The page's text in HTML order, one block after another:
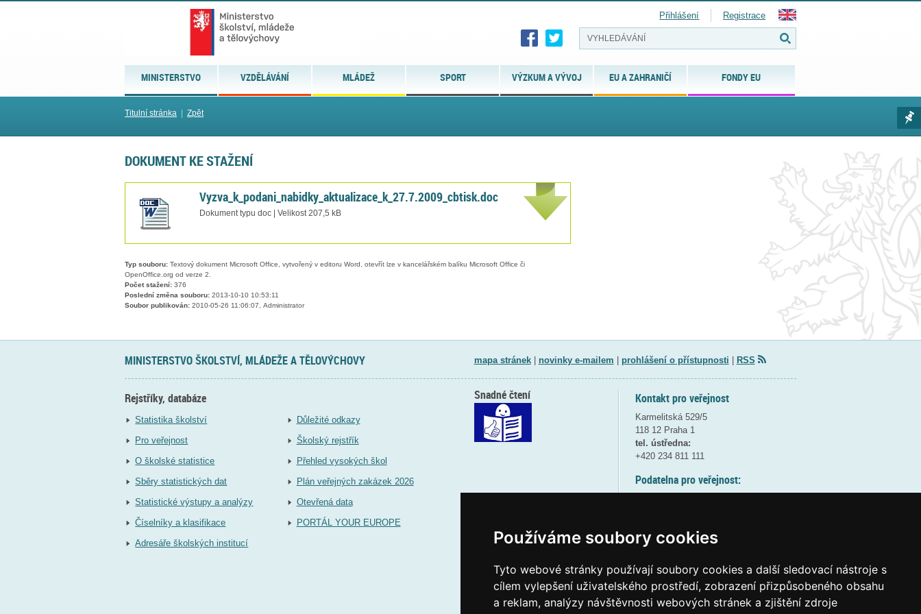
Používáme soubory cookies
Tyto webové stránky používají soubory cookies a další sledovací nástroje s
cílem vylepšení uživatelského prostředí, zobrazení přizpůsobeného obsahu
a reklam, analýzy návštěvnosti webových stránek a zjištění zdroje
MINISTERSTVO VZDĚLÁVÁNÍ MLÁDEŽ SPORT VÝZKUM A VÝVOJ EU A ZAHRANIČÍ FONDY EU
Přihlášení Registrace
Titulní stránka Zpět
DOKUMENT KE STAŽENÍ
Vyzva_k_podani_nabidky_aktualizace_k_27.7.2009_cbtisk.doc
Dokument typu doc | Velikost 207,5 kB
Typ souboru: Textový dokument Microsoft Office, vytvořený v editoru Word, otevřít lze v kancelářském balíku Microsoft Office či
OpenOffice.org od verze 2.
Počet stažení: 376
Poslední změna souboru: 2013-10-10 10:53:11
Soubor publikován: 2010-05-26 11:06:07, Administrator
MINISTERSTVO ŠKOLSTVÍ, MLÁDEŽE A TĚLOVÝCHOVY mapa stránek| novinky e-mailem prohlášení o přístupnosti RSS
Rejstříky, databáze
Statistika školství
Pro veřejnost
O školské statistice
Sběry statistických dat
Statistické výstupy a analýzy
Číselníky a klasifikace
Adresáře školských institucí
Důležité odkazy
Školský rejstřík
Přehled vysokých škol
Plán veřejných zakázek 2026
Otevřená data
PORTÁL YOUR EUROPE
Kontakt pro veřejnost
Karmelitská 529/5
118 12 Praha 1
tel. ústředna:
+420 234 811 111
Podatelna pro veřejnost:
(více informací
Elektronická podatelna:
posta@msmtgov cz
Snadné čtení